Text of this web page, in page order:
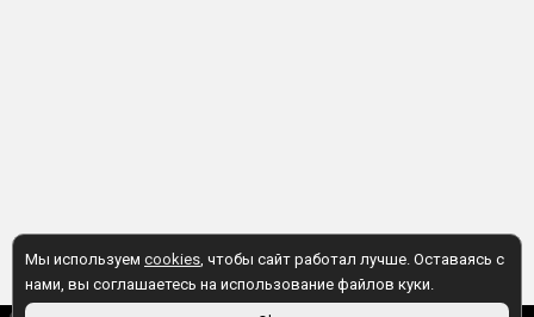
Мы используем cookies, чтобы сайт работал лучше. Оставаясь с
нами, вы соглашаетесь на использование файлов куки.